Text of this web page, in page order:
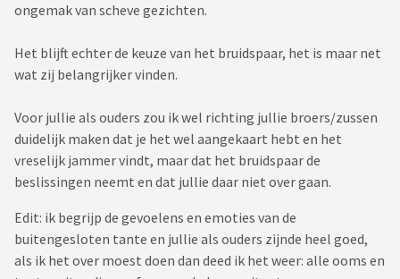
ongemak van scheve gezichten.
Het blijft echter de keuze van het bruidspaar, het is maar net
wat zij belangrijker vinden.
Voor jullie als ouders zou ik wel richting jullie broers/zussen
duidelijk maken dat je het wel aangekaart hebt en het
vreselijk jammer vindt, maar dat het bruidspaar de
beslissingen neemt en dat jullie daar niet over gaan.
Edit: ik begrijp de gevoelens en emoties van de
buitengesloten tante en jullie als ouders zijnde heel goed,
als ik het over moest doen dan deed ik het weer: alle ooms en